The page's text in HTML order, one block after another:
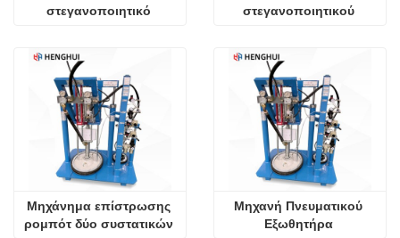
στεγανοποιητικό
στεγανοποιητικού
συστατικών
Μηχάνημα επίστρωσης
ρομπότ δύο συστατικών
Μηχανή Πνευματικού
Εξωθητήρα